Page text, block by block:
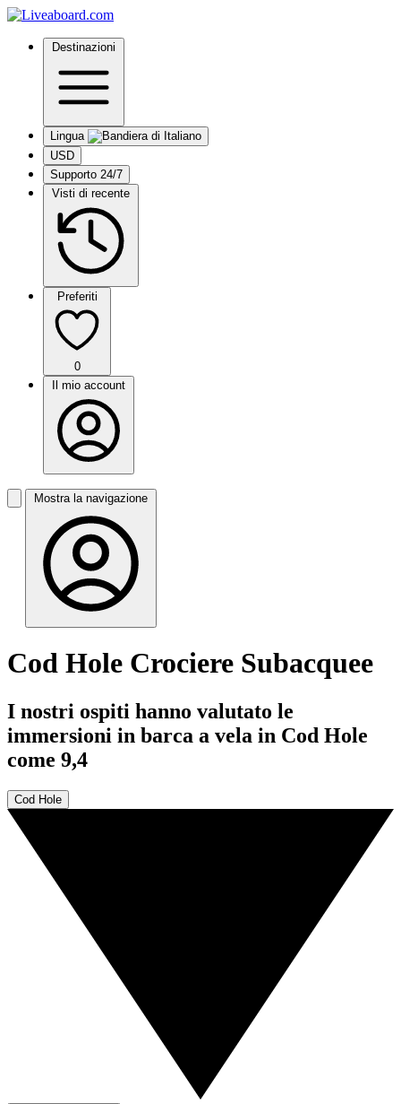
Destinazioni
Lingua
USD
Supporto 24/7
Visti di recente
Preferiti
0
Il mio account
Mostra la navigazione
Cod Hole Crociere Subacquee
I nostri ospiti hanno valutato le
immersioni in barca a vela in Cod Hole
come 9,4
Cod Hole